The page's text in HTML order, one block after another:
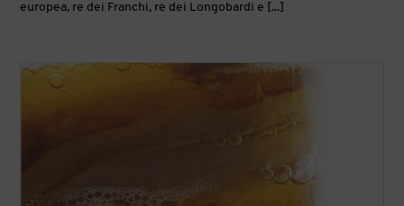
europea, re dei Franchi, re dei Longobardi e [...]